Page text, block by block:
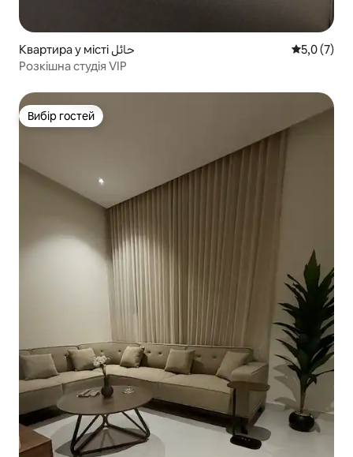
Квартира у місті حائل Середня
5,0 (7)
Розкішна студія VIP
Вибір гостей
Вибір гостей